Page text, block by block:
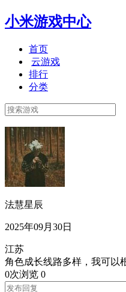
小米游戏中心
首页
云游戏
排行
分类
法慧星辰
2025年09月30日
江苏
角色成长线路多样，我可以
0次浏览 0